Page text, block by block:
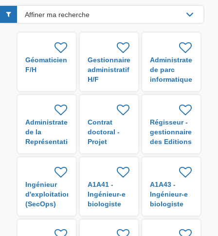
Géomaticien
F/H
Gestionnaire
administratif
H/F
Administrateur
de parc
informatique
Administrateur
de la
Représentation
Contrat
doctoral -
Projet
Régisseur -
gestionnaire
des Editions
Ingénieur
d'exploitation
(SecOps)
A1A41 -
Ingénieur-e
biologiste
A1A43 -
Ingénieur-e
biologiste
Affiner ma recherche